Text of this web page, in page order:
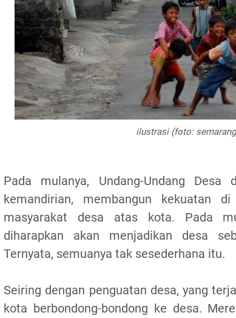
ilustrasi (foto:
Pada mulanya, Undang-Undang Desa
kemandirian, membangun kekuatan
masyarakat desa atas kota. Pada
diharapkan akan menjadikan desa
Ternyata, semuanya tak sesederhana itu.
Seiring dengan penguatan desa, yang
kota berbondong-bondong ke desa.